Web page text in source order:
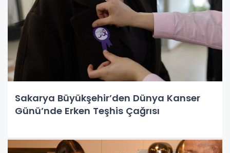
Sakarya Büyükşehir’den Dünya Kanser
Günü’nde Erken Teşhis Çağrısı